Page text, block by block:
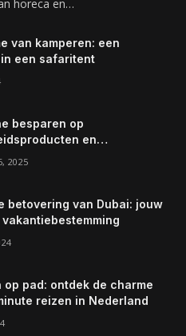
horeca en…
van kamperen: een
een safaritent
besparen op
en
2025
betovering van Dubai: jouw
op pad: ontdek de charme
reizen in Nederland